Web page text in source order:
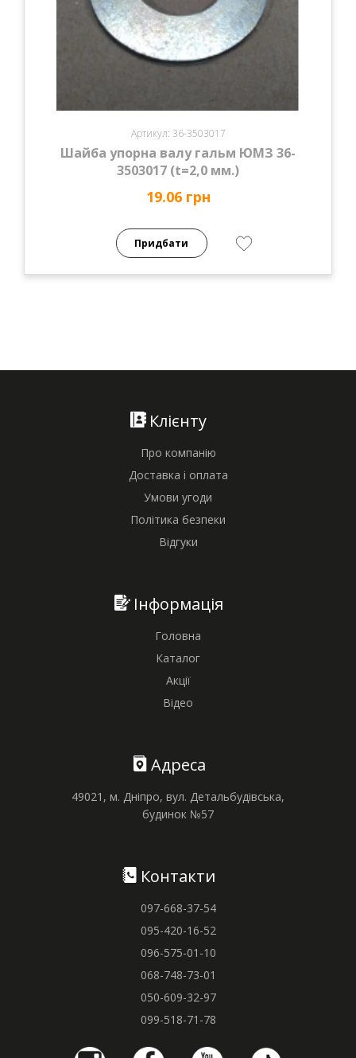
Артикул: 36-3503017
Шайба упорна валу гальм ЮМЗ 36-
3503017 (t=2,0 мм.)
19.06 грн
Придбати
Клієнту
Про компанію
Доставка і оплата
Умови угоди
Політика безпеки
Відгуки
Інформація
Головна
Каталог
Акції
Відео
Адреса
49021, м. Дніпро, вул. Детальбудівська,
будинок №57
Контакти
097-668-37-54
095-420-16-52
096-575-01-10
068-748-73-01
050-609-32-97
099-518-71-78